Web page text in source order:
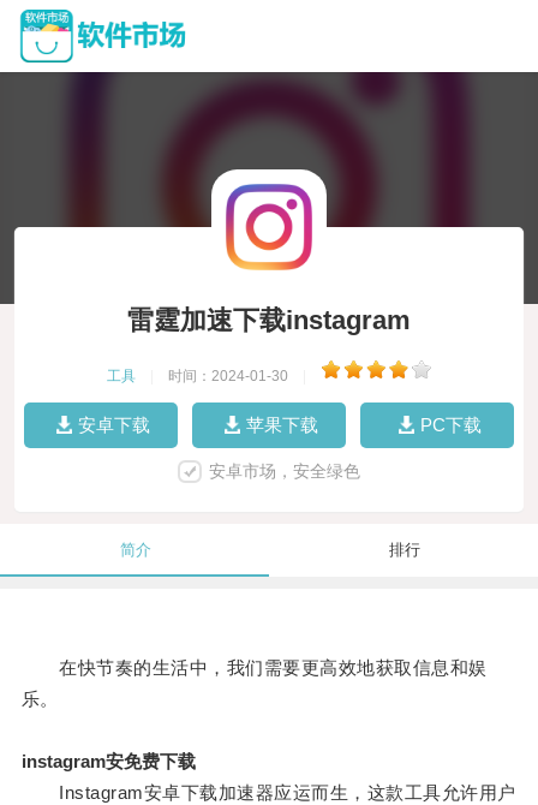
雷霆加速下载instagram
工具 时间：2024-01-30
安卓下载 苹果下载 PC下载
安卓市场，安全绿色
简介 排行
在快节奏的生活中，我们需要更高效地获取信息和娱
乐。
instagram安免费下载
Instagram安卓下载加速器应运而生，这款工具允许用户